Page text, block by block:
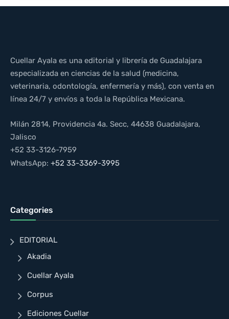
Cuellar Ayala es una editorial y librería de Guadalajara
especializada en ciencias de la salud (medicina,
veterinaria, odontología, enfermería y más), con venta en
línea 24/7 y envíos a toda la República Mexicana.
Milán 2814, Providencia 4a. Secc, 44638 Guadalajara,
Jalisco
+52 33-3126-7959
WhatsApp: +52 33-3369-3995
Categories
EDITORIAL
Akadia
Cuellar Ayala
Corpus
Ediciones Cuellar